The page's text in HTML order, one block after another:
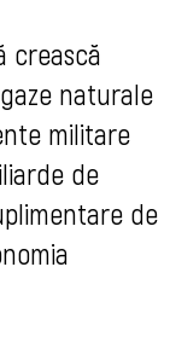
crească
naturale
militare
de
de